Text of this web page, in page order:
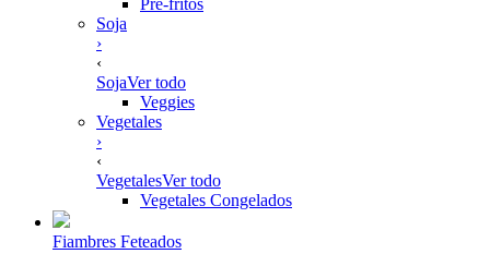
Pre-fritos
Soja
›
‹
SojaVer todo
Veggies
Vegetales
›
‹
VegetalesVer todo
Vegetales Congelados
Fiambres Feteados